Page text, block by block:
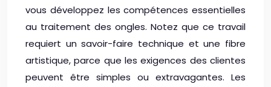
vous développez les compétences essentielles
au traitement des ongles. Notez que ce travail
requiert un savoir-faire technique et une fibre
artistique, parce que les exigences des clientes
peuvent être simples ou extravagantes. Les